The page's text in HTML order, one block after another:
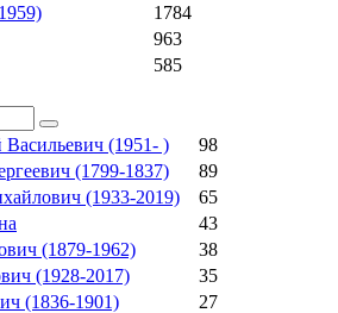
1784
963
585
(1951- )
98
(1799-1837)
89
(1933-2019)
65
43
(1879-1962)
38
(1928-2017)
35
(1836-1901)
27